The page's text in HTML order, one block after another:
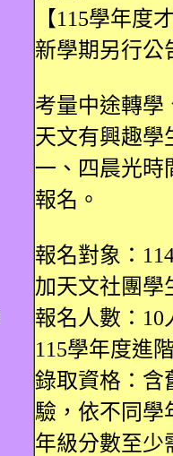
【115學年度
新學期另行公
考量中途轉學
天文有興趣學
一、四晨光時
報名。
報名對象：
加天文社團學
報名人數：
115學年度進
錄取資格：含
驗，依不同學
年級分數至少